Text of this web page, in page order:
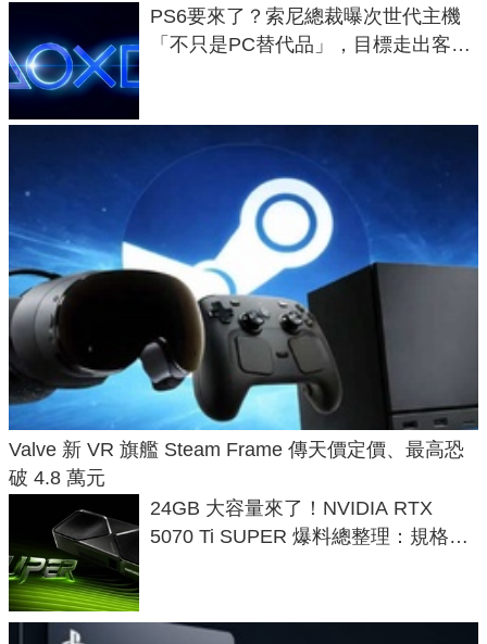
PS6要來了？索尼總裁曝次世代主機
「不只是PC替代品」，目標走出客
Valve 新 VR 旗艦 Steam Frame 傳天價定價、最高恐
破 4.8 萬元
24GB 大容量來了！NVIDIA RTX
5070 Ti SUPER 爆料總整理：規格、